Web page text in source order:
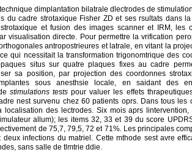
dimplantation bilatrale dlectrodes de
du cadre strotaxique Fisher ZD et ses rsultats dans
et fusion des images scanner et IRM, les
visualisation directe. Pour permettre la vrification
antropostrieures et latrale, en vitant la
qui ncessitait la transformation trigonomtrique des
situs sur quatre plaques fixes au cadre
sa position, par projection des coordonnes
sous anesthsie locale, en saidant des
stimulations tests pour valuer les effets
nest survenu chez 60 patients oprs. Dans tous les
localisation des lectrodes. Six mois aprs
allum); les items 32, 33 et 39 du score
de 75,7, 79,5, 72 et 71%. Les principales
deux infections du matriel. Cette mthode sest avre
sans salle de tlmtrie ddie.